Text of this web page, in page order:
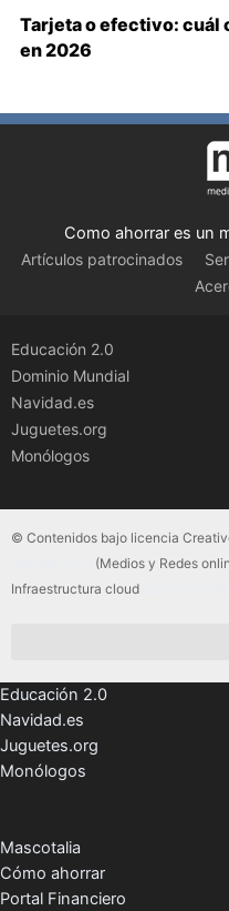
Tarjeta o efectivo: cuál
en 2026
Como ahorrar es un
Artículos patrocinados
Educación 2.0
Dominio Mundial
Navidad.es
Juguetes.org
Monólogos
© Contenidos bajo licencia
(Medios y Redes
Infraestructura cloud
Educación 2.0
Navidad.es
Juguetes.org
Monólogos
Mascotalia
Cómo ahorrar
Portal Financiero